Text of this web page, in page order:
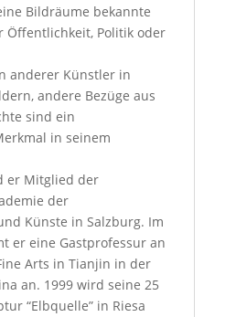
Bildräume bekannte
Öffentlichkeit, Politik oder
anderer Künstler in
andere Bezüge aus
sind ein
in seinem
er Mitglied der
der
Künste in Salzburg. Im
er eine Gastprofessur an
Arts in Tianjin in der
an. 1999 wird seine 25
“Elbquelle” in Riesa